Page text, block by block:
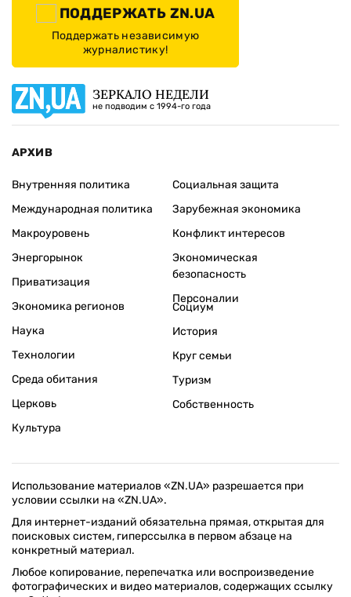
ПОДДЕРЖАТЬ ZN.UA
Поддержать независимую
журналистику!
ЗЕРКАЛО НЕДЕЛИ
не подводим с 1994-го года
АРХИВ
Внутренняя политика
Международная политика
Макроуровень
Энергорынок
Приватизация
Экономика регионов
Социальная защита
Зарубежная экономика
Конфликт интересов
Экономическая
безопасность
Персоналии
Наука
Технологии
Среда обитания
Церковь
Культура
Социум
История
Круг семьи
Туризм
Собственность
Использование материалов «ZN.UA» разрешается при
условии ссылки на «ZN.UA».
Для интернет-изданий обязательна прямая, открытая для
поисковых систем, гиперссылка в первом абзаце на
конкретный материал.
Любое копирование, перепечатка или воспроизведение
фотографических и видео материалов, содержащих ссылку